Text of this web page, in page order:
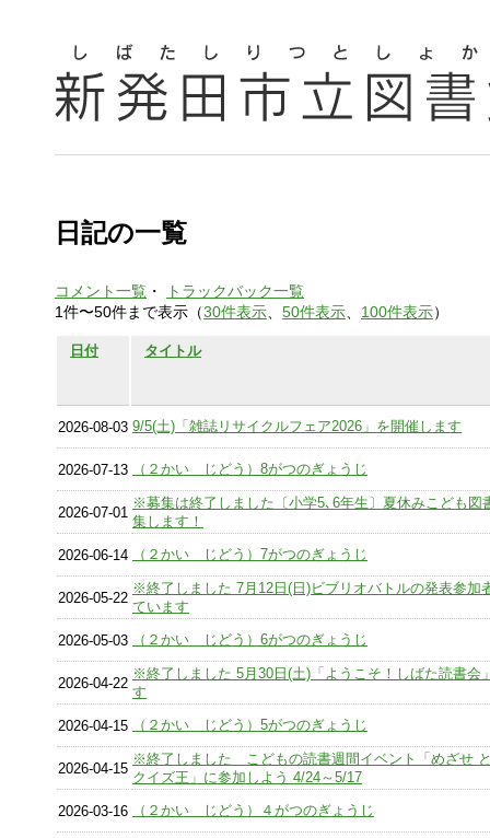
日記の一覧
コメント一覧 ・
トラックバック一覧
1件〜50件まで表示（30件表示 50件表示 100件表示）
日付 タイトル
2026-08-03 9/5(土)「雑誌リサイクルフェア2026」を開催します
2026-07-13 （２かい じどう）8がつのぎょうじ
2026-07-01
※募集は終了しました〔小学5､6年生〕夏休みこども図
集します！
2026-06-14 （２かい じどう）7がつのぎょうじ
2026-05-22
※終了しました 7月12日(日)ビブリオバトルの発表参加
ています
2026-05-03 （２かい じどう）6がつのぎょうじ
2026-04-22
※終了しました 5月30日(土)「ようこそ！しばた読書会
す
2026-04-15 （２かい じどう）5がつのぎょうじ
2026-04-15
※終了しました こどもの読書週間イベント「めざせ
クイズ王」に参加しよう 4/24～5/17
2026-03-16 （２かい じどう）４がつのぎょうじ